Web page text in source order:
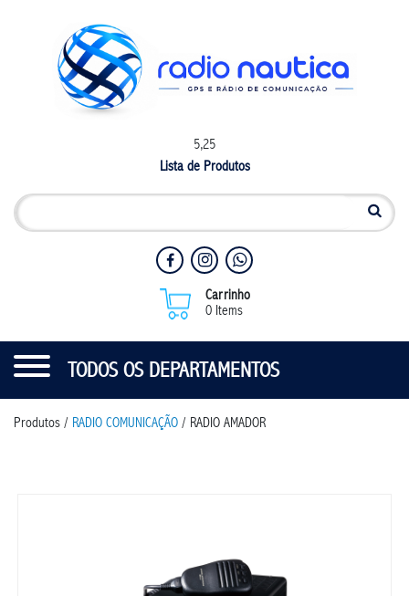
5,25
Lista de Produtos
Carrinho
0 Items
TODOS OS DEPARTAMENTOS
Produtos / RADIO COMUNICAÇÃO / RADIO AMADOR